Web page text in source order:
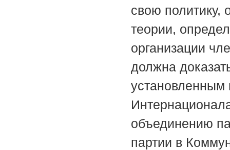
свою политику,
теории,
организации
должна
объединению
партии в